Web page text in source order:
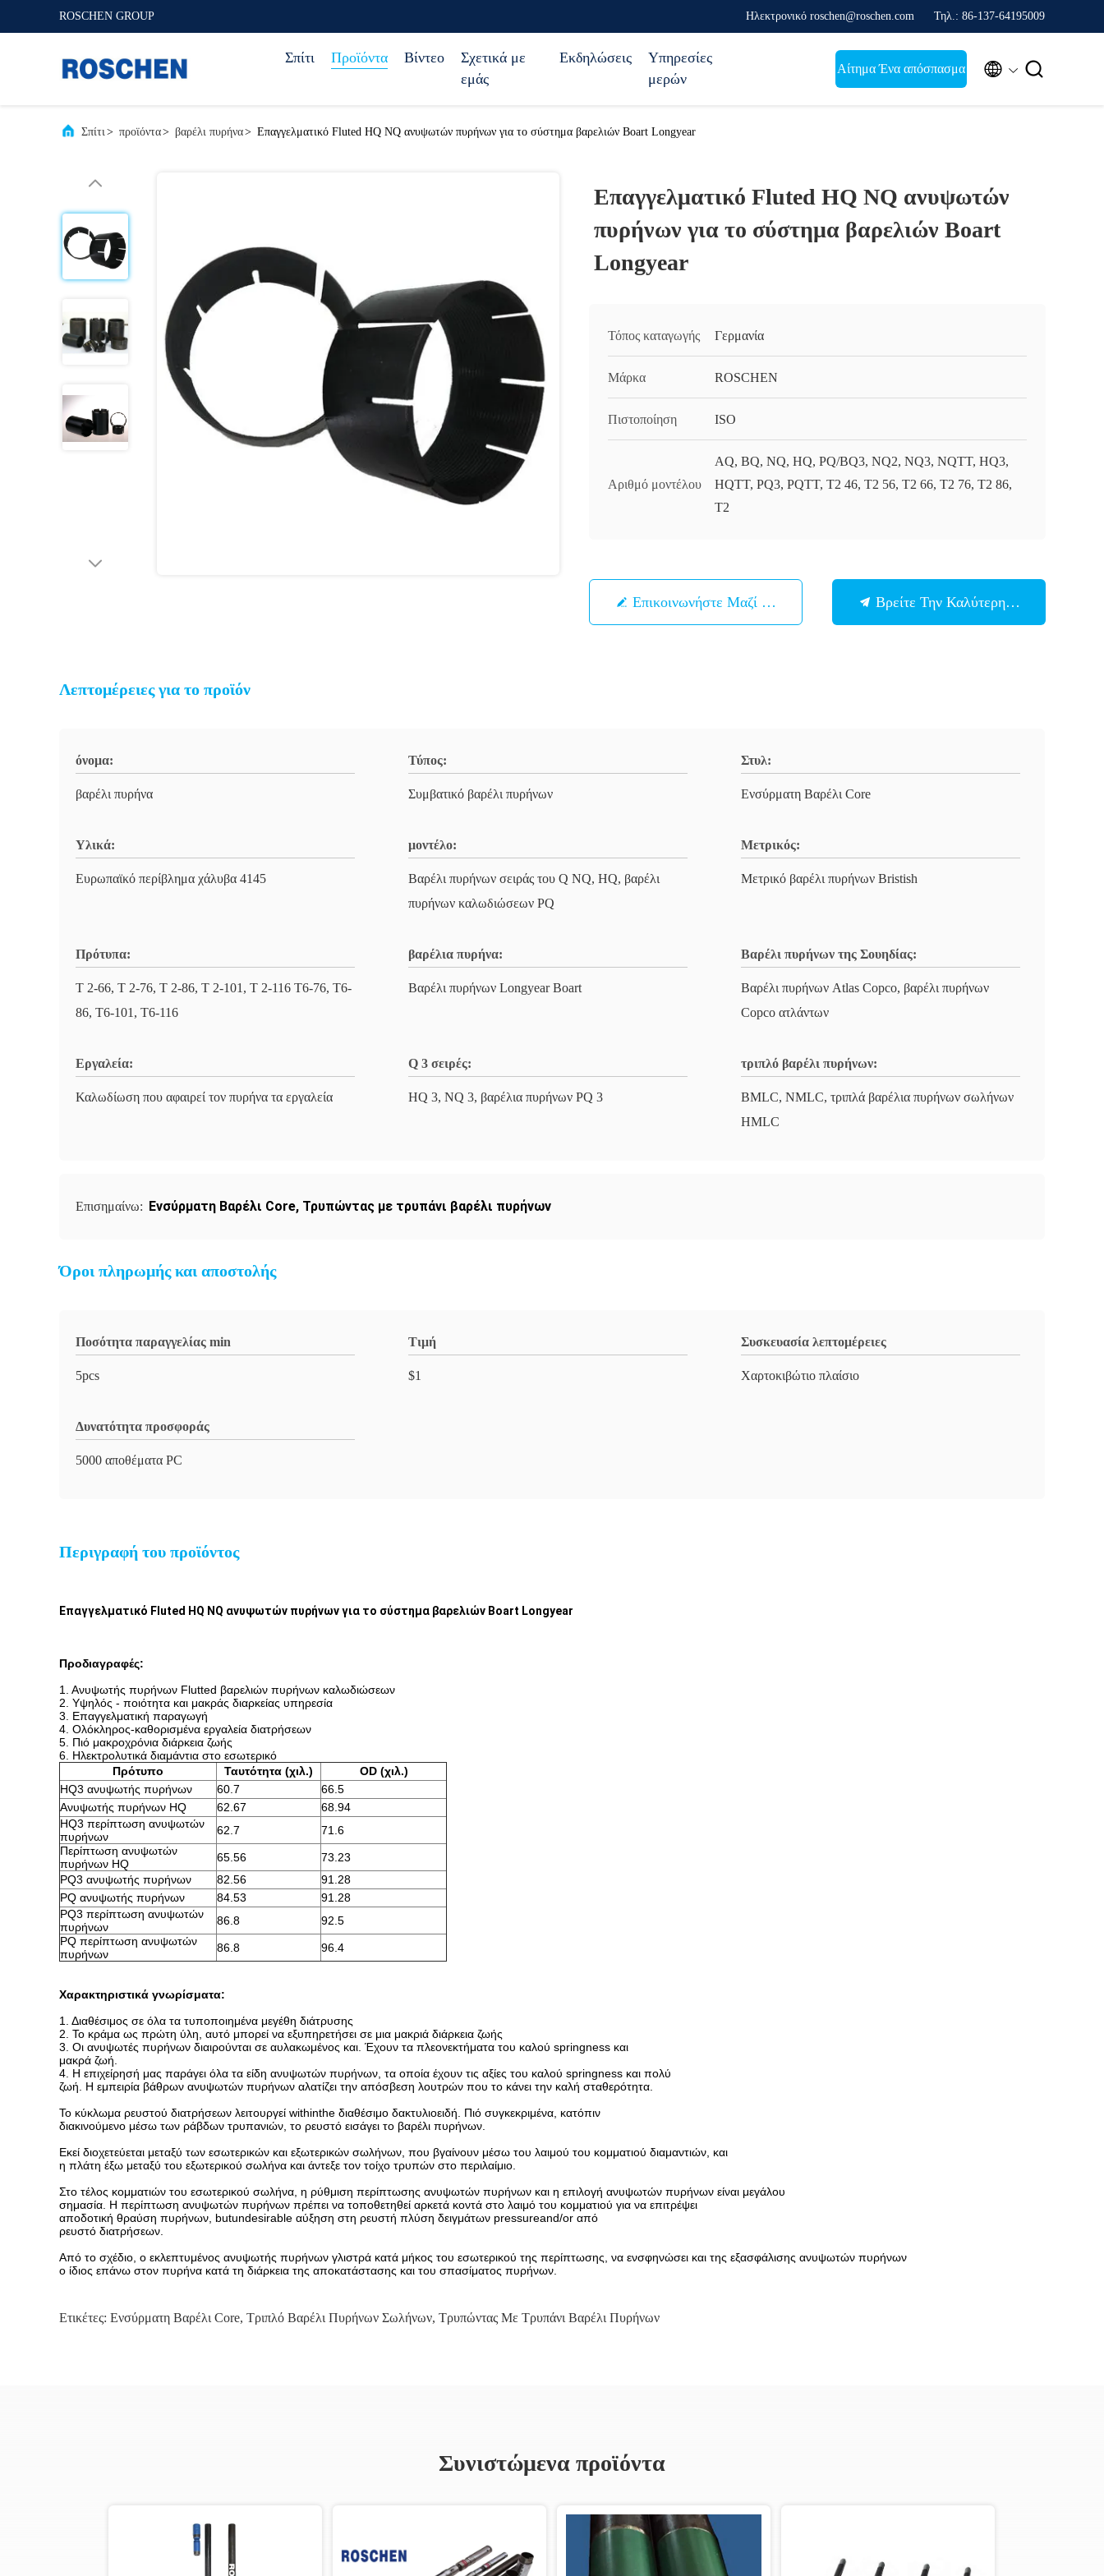
ROSCHEN GROUP Ηλεκτρονικό roschen@roschen.com Τηλ.: 86-137-64195009
Σπίτι Προϊόντα Βίντεο
Σχετικά με
εμάς
Εκδηλώσεις
Υπηρεσίες
μερών
Αίτημα Ένα απόσπασμα  
Σπίτι> προϊόντα> βαρέλι πυρήνα> Επαγγελματικό Fluted HQ NQ ανυψωτών πυρήνων για το σύστημα βαρελιών Boart Longyear
Επαγγελματικό Fluted HQ NQ ανυψωτών
πυρήνων για το σύστημα βαρελιών Boart
Longyear
Τόπος καταγωγής Γερμανία
Μάρκα ROSCHEN
Πιστοποίηση ISO
Αριθμό μοντέλου
AQ, BQ, NQ, HQ, PQ/BQ3, NQ2, NQ3, NQTT, HQ3,
HQTT, PQ3, PQTT, T2 46, T2 56, T2 66, T2 76, T2 86,
T2
Επικοινωνήστε Μαζί Μας Βρείτε Την Καλύτερη Τιμή
Λεπτομέρειες για το προϊόν
όνομα:
βαρέλι πυρήνα
Τύπος:
Συμβατικό βαρέλι πυρήνων
Στυλ:
Ενσύρματη Βαρέλι Core
Υλικά:
Ευρωπαϊκό περίβλημα χάλυβα 4145
μοντέλο:
Βαρέλι πυρήνων σειράς του Q NQ, HQ, βαρέλι
πυρήνων καλωδιώσεων PQ
Μετρικός:
Μετρικό βαρέλι πυρήνων Bristish
Πρότυπα:
Τ 2-66, Τ 2-76, Τ 2-86, Τ 2-101, Τ 2-116 T6-76, T6-
86, T6-101, T6-116
βαρέλια πυρήνα:
Βαρέλι πυρήνων Longyear Boart
Βαρέλι πυρήνων της Σουηδίας:
Βαρέλι πυρήνων Atlas Copco, βαρέλι πυρήνων
Copco ατλάντων
Εργαλεία:
Καλωδίωση που αφαιρεί τον πυρήνα τα εργαλεία
Q 3 σειρές:
HQ 3, NQ 3, βαρέλια πυρήνων PQ 3
τριπλό βαρέλι πυρήνων:
BMLC, NMLC, τριπλά βαρέλια πυρήνων σωλήνων
HMLC
Επισημαίνω: Ενσύρματη Βαρέλι Core, Τρυπώντας με τρυπάνι βαρέλι πυρήνων
Όροι πληρωμής και αποστολής
Ποσότητα παραγγελίας min
5pcs
Τιμή
$1
Συσκευασία λεπτομέρειες
Χαρτοκιβώτιο πλαίσιο
Δυνατότητα προσφοράς
5000 αποθέματα PC
Περιγραφή του προϊόντος
Επαγγελματικό Fluted HQ NQ ανυψωτών πυρήνων για το σύστημα βαρελιών Boart Longyear
Προδιαγραφές:
1. Ανυψωτής πυρήνων Flutted βαρελιών πυρήνων καλωδιώσεων
2. Υψηλός - ποιότητα και μακράς διαρκείας υπηρεσία
3. Επαγγελματική παραγωγή
4. Ολόκληρος-καθορισμένα εργαλεία διατρήσεων
5. Πιό μακροχρόνια διάρκεια ζωής
6. Ηλεκτρολυτικά διαμάντια στο εσωτερικό
Πρότυπο
Ταυτότητα (χιλ.)
OD (χιλ.)
HQ3 ανυψωτής πυρήνων
60.7
66.5
Ανυψωτής πυρήνων HQ
62.67
68.94
HQ3 περίπτωση ανυψωτών
πυρήνων
62.7
71.6
Περίπτωση ανυψωτών
πυρήνων HQ
65.56
73.23
PQ3 ανυψωτής πυρήνων
82.56
91.28
PQ ανυψωτής πυρήνων
84.53
91.28
PQ3 περίπτωση ανυψωτών
πυρήνων
86.8
92.5
PQ περίπτωση ανυψωτών
πυρήνων
86.8 96.4
Χαρακτηριστικά γνωρίσματα:
1. Διαθέσιμος σε όλα τα τυποποιημένα μεγέθη διάτρυσης
2. Το κράμα ως πρώτη ύλη, αυτό μπορεί να εξυπηρετήσει σε μια μακριά διάρκεια ζωής
3. Οι ανυψωτές πυρήνων διαιρούνται σε αυλακωμένος και. Έχουν τα πλεονεκτήματα του καλού springness και
μακρά ζωή.
4. Η επιχείρησή μας παράγει όλα τα είδη ανυψωτών πυρήνων, τα οποία έχουν τις αξίες του καλού springness και πολύ
ζωή. Η εμπειρία βάθρων ανυψωτών πυρήνων αλατίζει την απόσβεση λουτρών που το κάνει την καλή σταθερότητα.
Το κύκλωμα ρευστού διατρήσεων λειτουργεί withinthe διαθέσιμο δακτυλιοειδή. Πιό συγκεκριμένα, κατόπιν
διακινούμενο μέσω των ράβδων τρυπανιών, το ρευστό εισάγει το βαρέλι πυρήνων.
Εκεί διοχετεύεται μεταξύ των εσωτερικών και εξωτερικών σωλήνων, που βγαίνουν μέσω του λαιμού του κομματιού διαμαντιών, και
η πλάτη έξω μεταξύ του εξωτερικού σωλήνα και άντεξε τον τοίχο τρυπών στο περιλαίμιο.
Στο τέλος κομματιών του εσωτερικού σωλήνα, η ρύθμιση περίπτωσης ανυψωτών πυρήνων και η επιλογή ανυψωτών πυρήνων είναι μεγάλου
σημασία. Η περίπτωση ανυψωτών πυρήνων πρέπει να τοποθετηθεί αρκετά κοντά στο λαιμό του κομματιού για να επιτρέψει
αποδοτική θραύση πυρήνων, butundesirable αύξηση στη ρευστή πλύση δειγμάτων pressureand/or από
ρευστό διατρήσεων.
Από το σχέδιο, ο εκλεπτυμένος ανυψωτής πυρήνων γλιστρά κατά μήκος του εσωτερικού της περίπτωσης, να ενσφηνώσει και της εξασφάλισης ανυψωτών πυρήνων
ο ίδιος επάνω στον πυρήνα κατά τη διάρκεια της αποκατάστασης και του σπασίματος πυρήνων.
Ετικέτες: Ενσύρματη Βαρέλι Core, Τριπλό Βαρέλι Πυρήνων Σωλήνων, Τρυπώντας Με Τρυπάνι Βαρέλι Πυρήνων
Συνιστώμενα προϊόντα